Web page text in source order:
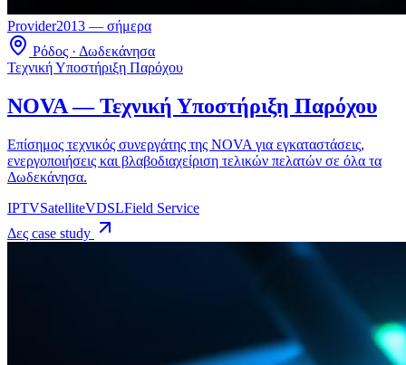
Provider2013 — σήμερα
Ρόδος · Δωδεκάνησα
Τεχνική Υποστήριξη Παρόχου
NOVA — Τεχνική Υποστήριξη Παρόχου
Επίσημος τεχνικός συνεργάτης της NOVA για εγκαταστάσεις,
ενεργοποιήσεις και βλαβοδιαχείριση τελικών πελατών σε όλα τα
Δωδεκάνησα.
IPTVSatelliteVDSLField Service
Δες case study